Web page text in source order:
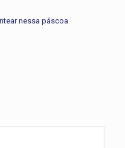
nessa páscoa